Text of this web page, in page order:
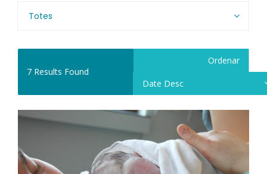
Totes
7 Results Found
Ordenar
Date Desc